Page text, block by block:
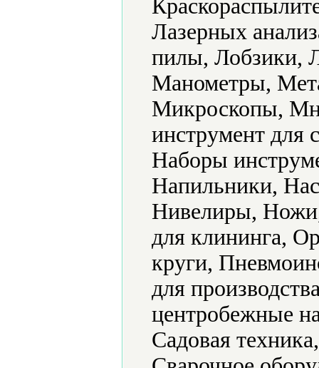
Лазерных
пилы, Лобзики,
Манометры,
Микроскопы,
инструмент
Наборы
Напильники,
Нивелиры,
для клининга,
круги,
для
центробежные
Садовая